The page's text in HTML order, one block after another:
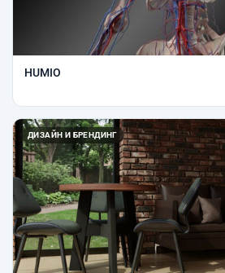
HUMIO
ДИЗАЙН И БРЕНДИНГ